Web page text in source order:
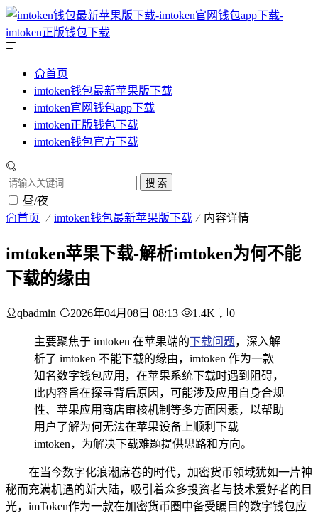
首页
imtoken钱包最新苹果版下载
imtoken官网钱包app下载
imtoken正版钱包下载
imtoken钱包官方下载
搜 索
昼/夜
首页 imtoken钱包最新苹果版下载 内容详情
imtoken苹果下载-解析imtoken为何不能
下载的缘由
qbadmin 2026年04月08日 08:13 1.4K 0
主要聚焦于 imtoken 在苹果端的下载问题，深入解
析了 imtoken 不能下载的缘由，imtoken 作为一款
知名数字钱包应用，在苹果系统下载时遇到阻碍，
此内容旨在探寻背后原因，可能涉及应用自身合规
性、苹果应用商店审核机制等多方面因素，以帮助
用户了解为何无法在苹果设备上顺利下载
imtoken，为解决下载难题提供思路和方向。
在当今数字化浪潮席卷的时代，加密货币领域犹如一片神
秘而充满机遇的新大陆，吸引着众多投资者与技术爱好者的目
光，imToken作为一款在加密货币圈中备受瞩目的数字钱包应